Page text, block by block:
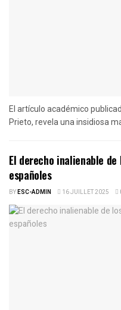
El artículo académico
Prieto, revela una insidiosa
El derecho inalienable
españoles
BYESC-ADMIN 16 JUILLET 2025